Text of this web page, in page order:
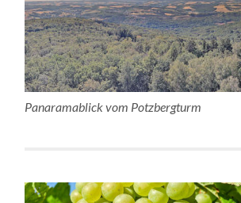
Panaramablick vom Potzbergturm